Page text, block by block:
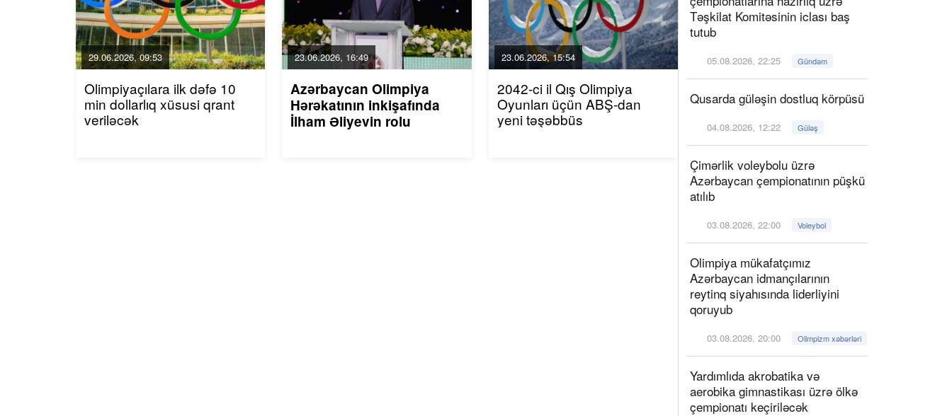
29.06.2026, 09:53
Olimpiyaçılara ilk dəfə 10
min dollarlıq xüsusi qrant
veriləcək
23.06.2026, 16:49
Azərbaycan Olimpiya
Hərəkatının inkişafında
İlham Əliyevin rolu
23.06.2026, 15:54
2042-ci il Qış Olimpiya
Oyunları üçün ABŞ-dan
yeni təşəbbüs
Təşkilat Komitəsinin iclası baş
tutub
05.08.2026, 22:25 Gündəm
Qusarda güləşin dostluq körpüsü
04.08.2026, 12:22 Güləş
Çimərlik voleybolu üzrə
Azərbaycan çempionatının püşkü
atılıb
03.08.2026, 22:00 Voleybol
Olimpiya mükafatçımız
Azərbaycan idmançılarının
reytinq siyahısında liderliyini
qoruyub
03.08.2026, 20:00 Olimpizm xəbərləri
Yardımlıda akrobatika və
aerobika gimnastikası üzrə ölkə
çempionatı keçiriləcək